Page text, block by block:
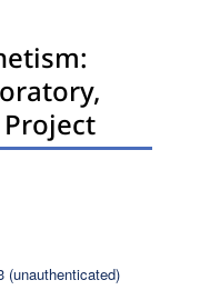
(unauthenticated)